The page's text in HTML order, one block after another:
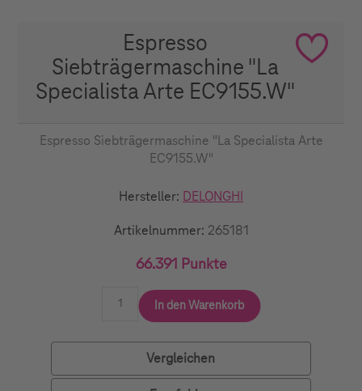
Espresso
Siebträgermaschine "La
Specialista Arte EC9155.W"
Espresso Siebträgermaschine "La Specialista Arte
EC9155.W"
Hersteller: DELONGHI
Artikelnummer: 265181
66.391 Punkte
In den Warenkorb
Vergleichen